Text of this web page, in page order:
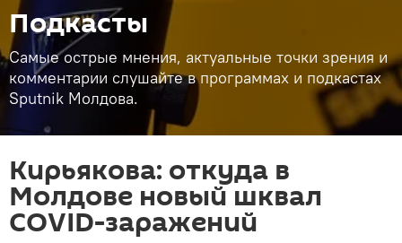
Подкасты
Самые острые мнения, актуальные точки зрения и
комментарии слушайте в программах и подкастах
Sputnik Молдова.
Кирьякова: откуда в
Молдове новый шквал
COVID-заражений